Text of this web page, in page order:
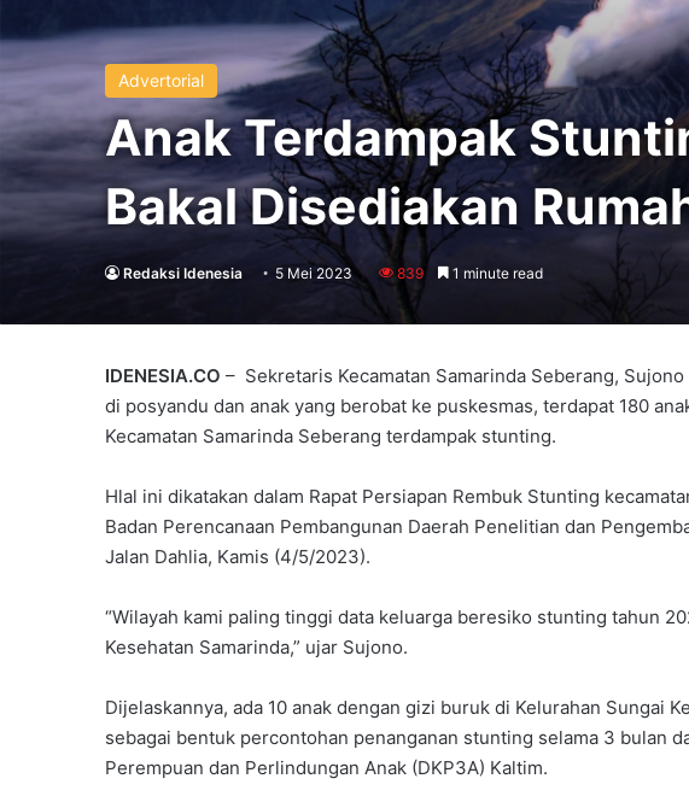
Advertorial
Anak Terdampak
Bakal Disediakan
Redaksi Idenesia 5 Mei 2023 839 1 minute read
IDENESIA.CO – Sekretaris Kecamatan Samarinda Seberang,
di posyandu dan anak yang berobat ke puskesmas, terdapat 180
Kecamatan Samarinda Seberang terdampak stunting.
Hlal ini dikatakan dalam Rapat Persiapan Rembuk Stunting
Badan Perencanaan Pembangunan Daerah Penelitian dan
Jalan Dahlia, Kamis (4/5/2023).
“Wilayah kami paling tinggi data keluarga beresiko stunting tahun
Kesehatan Samarinda,” ujar Sujono.
Dijelaskannya, ada 10 anak dengan gizi buruk di Kelurahan Sungai
sebagai bentuk percontohan penanganan stunting selama 3 bulan
Perempuan dan Perlindungan Anak (DKP3A) Kaltim.